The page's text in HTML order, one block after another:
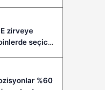
zirveye
seçici
%60